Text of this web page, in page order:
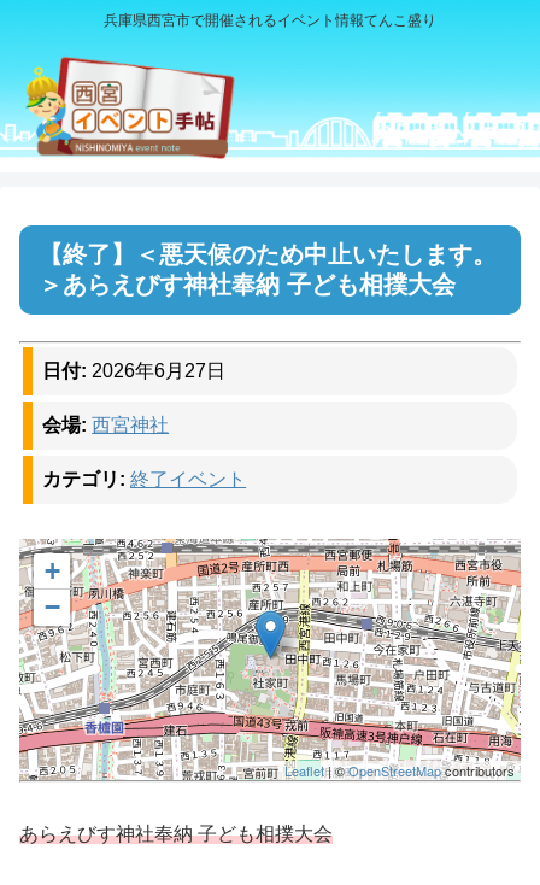
兵庫県西宮市で開催されるイベント情報てんこ盛り
＜悪天候のため中止いたします。
＞あらえびす神社奉納 子ども相撲大会
日付: 2026年6月27日
会場: 西宮神社
カテゴリ: 終了イベント
+
−
Leaflet| ©OpenStreetMapcontributors
あらえびす神社奉納 子ども相撲大会